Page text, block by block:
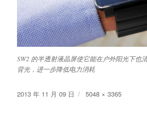
SW2 的半透射液晶屏使它能在户外阳光下也
背光，进一步降低电力消耗
发
2013 年 11 月 09 日
原
5048 × 3365